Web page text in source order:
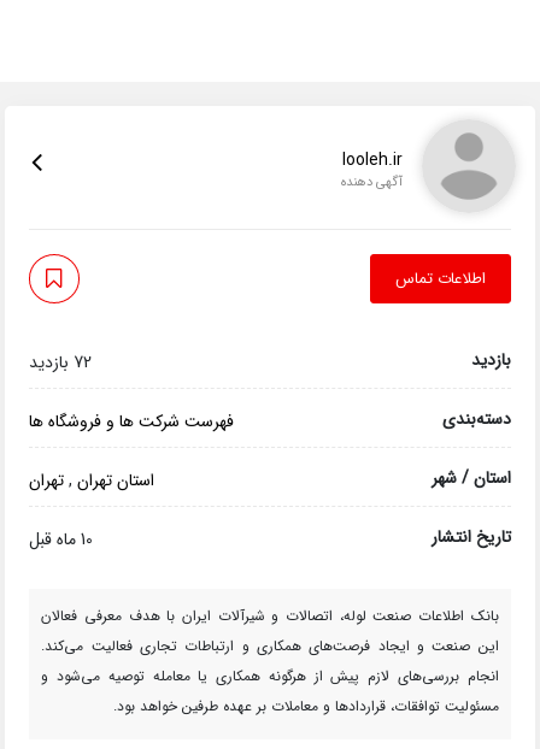
looleh.ir
آگهی دهنده
اطلاعات تماس
بازدید 72 بازدید
دسته‌بندی فهرست شرکت ها و فروشگاه ها
استان / شهر استان تهران,تهران
تاریخ انتشار 10 ماه قبل
بانک اطلاعات صنعت لوله، اتصالات و شیرآلات ایران با هدف معرفی فعالان
این صنعت و ایجاد فرصت‌های همکاری و ارتباطات تجاری فعالیت می‌کند.
انجام بررسی‌های لازم پیش از هرگونه همکاری یا معامله توصیه می‌شود و
مسئولیت توافقات، قراردادها و معاملات بر عهده طرفین خواهد بود.